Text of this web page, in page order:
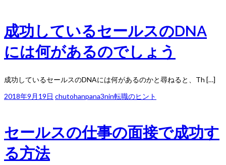
成功しているセールスのDNA
には何があるのでしょう
成功しているセールスのDNAには何があるのかと尋ねると、Th […]
2018年9月19日 chutohanpana3nin転職のヒント
セールスの仕事の面接で成功す
る方法